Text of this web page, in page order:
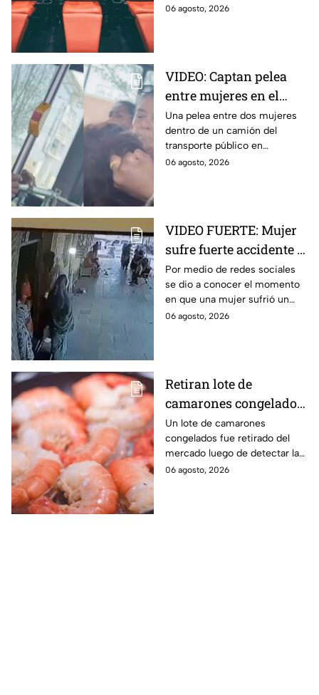
son las actividades que habrá
06 agosto, 2026
VIDEO: Captan pelea
entre mujeres en el
transporte público; así
se desgreñaron en
Monterrey
Una pelea entre dos mujeres
dentro de un camión del
transporte público en
Monterrey, Nuevo León, quedó
06 agosto, 2026
VIDEO FUERTE: Mujer
sufre fuerte accidente a
los pocos segundos de
haber salido del
hospital
Por medio de redes sociales
se dio a conocer el momento
en que una mujer sufrió un
fuerte accidente a los pocos
06 agosto, 2026
Retiran lote de
camarones congelados
por riesgo sanitario;
detectan salmonella en
España
Un lote de camarones
congelados fue retirado del
mercado luego de detectar la
presencia de salmonella, una
06 agosto, 2026